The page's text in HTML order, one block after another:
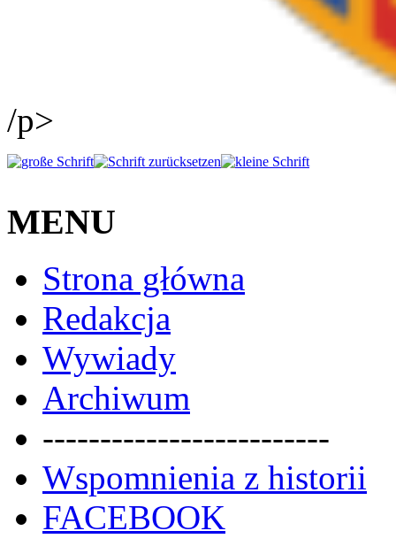
/p>
MENU
Strona główna
Redakcja
Wywiady
Archiwum
-------------------------
Wspomnienia z historii
FACEBOOK